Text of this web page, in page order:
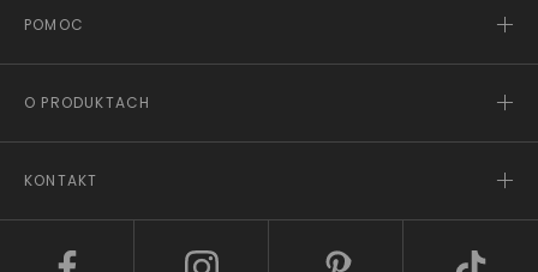
POMOC
O PRODUKTACH
KONTAKT